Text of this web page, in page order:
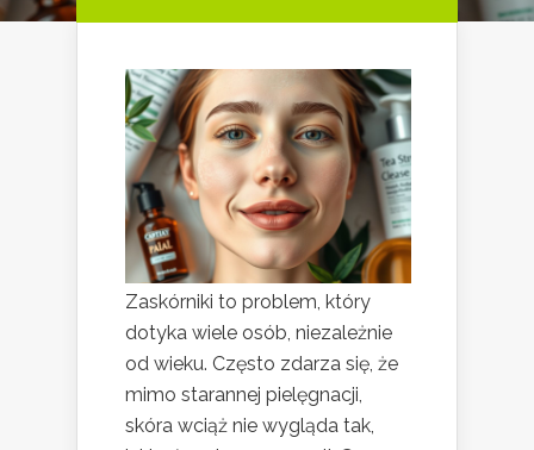
Zaskórniki to problem, który
dotyka wiele osób, niezależnie
od wieku. Często zdarza się, że
mimo starannej pielęgnacji,
skóra wciąż nie wygląda tak,